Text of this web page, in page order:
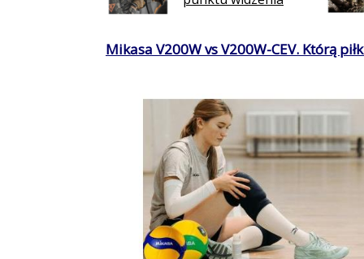
Mikasa V200W vs V200W-CEV. Którą